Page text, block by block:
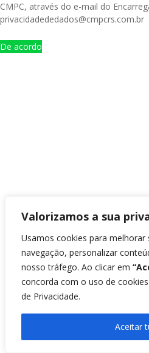
Valorizamos a sua
Usamos cookies para melhorar
navegação, personalizar
nosso tráfego. Ao clicar em
concorda com o uso de
de Privacidade.
Aceitar
CMPC, através do e-mail do
privacidadededados@cmpcrs.com.br
De acordo